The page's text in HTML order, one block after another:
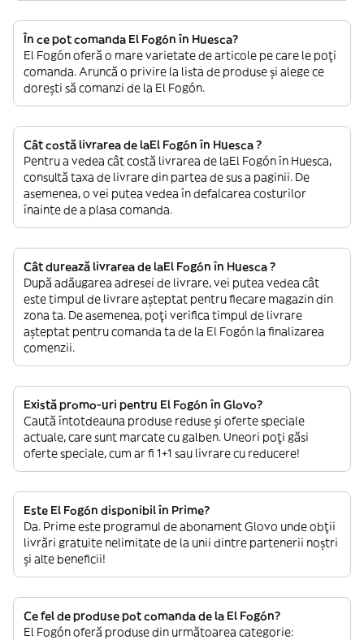
În ce pot comanda El Fogón în Huesca?
El Fogón oferă o mare varietate de articole pe care le poți
comanda. Aruncă o privire la lista de produse și alege ce
dorești să comanzi de la El Fogón.
Cât costă livrarea de laEl Fogón în Huesca ?
Pentru a vedea cât costă livrarea de laEl Fogón în Huesca,
consultă taxa de livrare din partea de sus a paginii. De
asemenea, o vei putea vedea în defalcarea costurilor
înainte de a plasa comanda.
Cât durează livrarea de laEl Fogón în Huesca ?
După adăugarea adresei de livrare, vei putea vedea cât
este timpul de livrare așteptat pentru fiecare magazin din
zona ta. De asemenea, poți verifica timpul de livrare
așteptat pentru comanda ta de la El Fogón la finalizarea
comenzii.
Există promo-uri pentru El Fogón în Glovo?
Caută întotdeauna produse reduse și oferte speciale
actuale, care sunt marcate cu galben. Uneori poți găsi
oferte speciale, cum ar fi 1+1 sau livrare cu reducere!
Este El Fogón disponibil în Prime?
Da. Prime este programul de abonament Glovo unde obții
livrări gratuite nelimitate de la unii dintre partenerii noștri
și alte beneficii!
Ce fel de produse pot comanda de la El Fogón?
El Fogón oferă produse din următoarea categorie: